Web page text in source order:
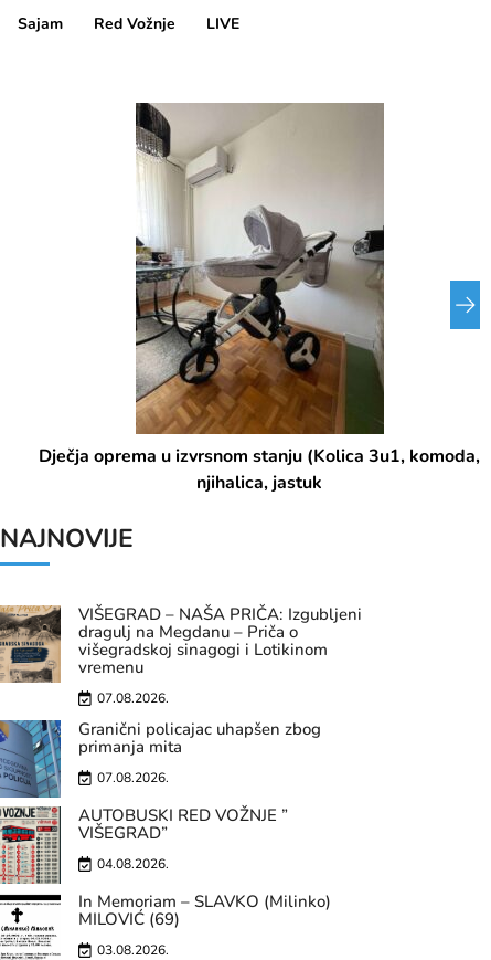
Sajam Red Vožnje LIVE
Dječja oprema u izvrsnom stanju (Kolica 3u1, komoda,
njihalica, jastuk
NAJNOVIJE
VIŠEGRAD – NAŠA PRIČA: Izgubljeni
dragulj na Megdanu – Priča o
višegradskoj sinagogi i Lotikinom
vremenu
07.08.2026.
Granični policajac uhapšen zbog
primanja mita
07.08.2026.
AUTOBUSKI RED VOŽNJE ”
VIŠEGRAD”
04.08.2026.
In Memoriam – SLAVKO (Milinko)
MILOVIĆ (69)
03.08.2026.